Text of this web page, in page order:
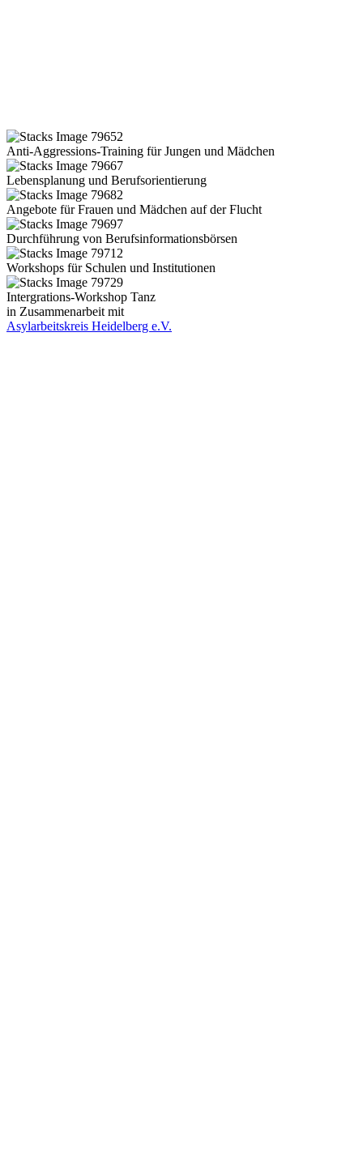
Anti-Aggressions-Training für Jungen und Mädchen
Lebensplanung und Berufsorientierung
Angebote für Frauen und Mädchen auf der Flucht
Durchführung von Berufsinformationsbörsen
Workshops für Schulen und Institutionen
Intergrations-Workshop Tanz
in Zusammenarbeit mit
Asylarbeitskreis Heidelberg e.V.